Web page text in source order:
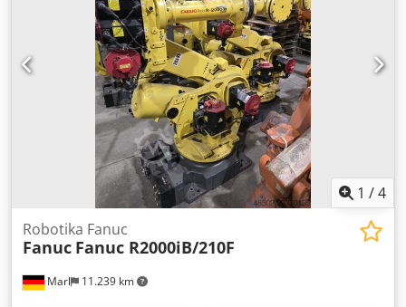
mm, payload: 250 kg. Dimensions: length 200 cm, width
110 cm, height 185 cm. Control cabinet: FANUC R-30iB.
Complete with robot manipulator, connection cables, teach
pendant, control unit. (For further details, see the
nameplates.) IPendant A05B-2255-C101#EGN Chsdpfjth
Ntusx Ak Toa We also offer accessories such as bases, spot
welding guns, rotary tables, and much more. A
demonstration of the robot is available upon request.
Packaging and loading included.
1 /4
Marl 11.239 km
Robotika Fanuc
Fanuc Fanuc R2000iB/210F